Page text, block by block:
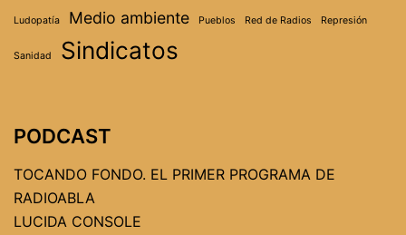
Ludopatía Medio ambiente Pueblos Red de Radios Represión
Sanidad Sindicatos
PODCAST
TOCANDO FONDO. EL PRIMER PROGRAMA DE
RADIOABLA
LUCIDA CONSOLE